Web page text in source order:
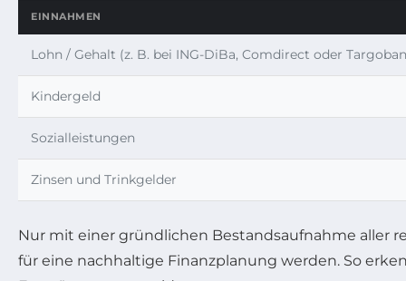
EINNAHMEN
Lohn / Gehalt (z. B. bei ING-DiBa, Comdirect oder
Kindergeld
Sozialleistungen
Zinsen und Trinkgelder
Nur mit einer gründlichen Bestandsaufnahme aller
für eine nachhaltige Finanzplanung werden. So